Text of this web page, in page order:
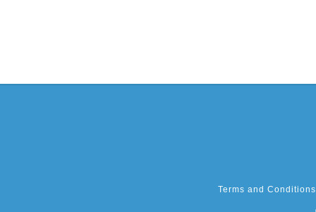
Terms and